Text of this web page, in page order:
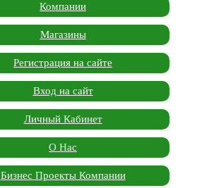
Компании
Магазины
Регистрация на сайте
Вход на сайт
Личный Кабинет
О Нас
Бизнес Проекты Компании